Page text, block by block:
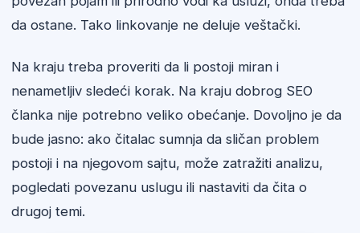
da ostane. Tako linkovanje ne deluje veštački.
Na kraju treba proveriti da li postoji miran i
nenametljiv sledeći korak. Na kraju dobrog SEO
članka nije potrebno veliko obećanje. Dovoljno je da
bude jasno: ako čitalac sumnja da sličan problem
postoji i na njegovom sajtu, može zatražiti analizu,
pogledati povezanu uslugu ili nastaviti da čita o
drugoj temi.